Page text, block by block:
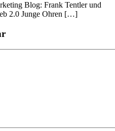
Blog: Frank Tentler und
2.0 Junge Ohren […]